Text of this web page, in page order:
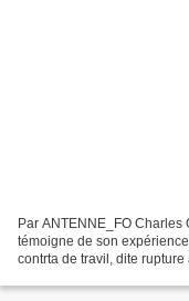
Par ANTENNE_FO Charles
témoigne de son
contrta de travil, dite rupture